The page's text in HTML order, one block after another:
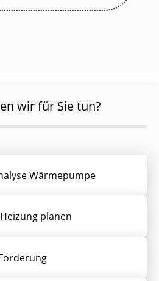
wir für Sie tun?
Wärmepumpe
planen